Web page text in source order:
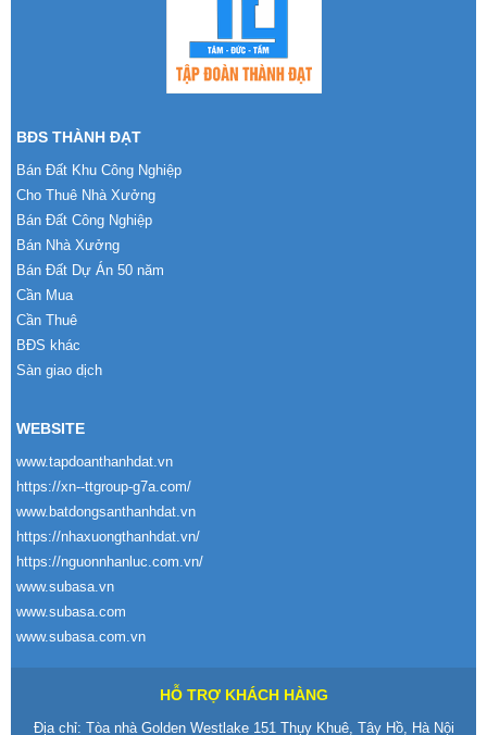
BĐS THÀNH ĐẠT
Bán Đất Khu Công Nghiệp
Cho Thuê Nhà Xưởng
Bán Đất Công Nghiệp
Bán Nhà Xưởng
Bán Đất Dự Án 50 năm
Cần Mua
Cần Thuê
BĐS khác
Sàn giao dịch
WEBSITE
www.tapdoanthanhdat.vn
https://xn--ttgroup-g7a.com/
www.batdongsanthanhdat.vn
https://nhaxuongthanhdat.vn/
https://nguonnhanluc.com.vn/
www.subasa.vn
www.subasa.com
www.subasa.com.vn
HỖ TRỢ KHÁCH HÀNG
Địa chỉ: Tòa nhà Golden Westlake 151 Thụy Khuê, Tây Hồ, Hà Nội